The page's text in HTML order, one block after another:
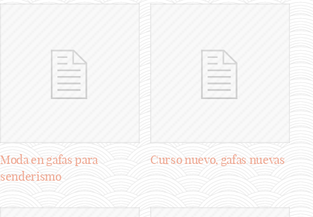
Moda en gafas para
senderismo
Curso nuevo, gafas nuevas